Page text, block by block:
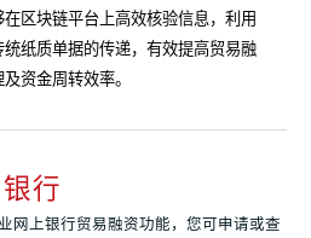
区块链平台上高效核验信息，利用
纸质单据的传递，有效提高贸易融
资金周转效率。
行
网上银行贸易融资功能，您可申请或查